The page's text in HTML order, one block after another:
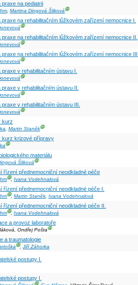
praxe na pediatrii
, Martina Dingová ŠlikováⒼ
praxe na rehabilitačním lůžkovém zařízení nemocnice I.
Ⓖ
praxe na rehabilitačním lůžkovém zařízení nemocnice II.
Ⓖ
praxe na rehabilitačním lůžkovém zařízení nemocnice
Ⓖ
praxe v rehabilitačním ústavu I.
Ⓖ
praxe v rehabilitačním ústavu II.
Ⓖ
praxe v rehabilitačním ústavu III.
Ⓖ
kurz
, Martin StaněkⒼ
kurz krizové přípravy
Ⓖ
materiálu
ŠlikováⒼ
řízení přednemocniční neodkladné péče
Ⓖ, Ivana Vodehnalová
řízení přednemocniční neodkladné péče I.
Ⓖ, Martin Staněk, Ivana Vodehnalová
řízení přednemocniční neodkladné péče II.
Ⓖ, Ivana Vodehnalová
a provoz laboratoře
Ondřej PoštaⒼ
a traumatologie
Ⓖ, Jiří Záhorka
postupy I.
postupy I.
Ⓖ